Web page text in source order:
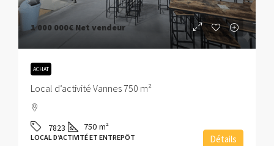
1 000 000€ Net vendeur
ACHAT
Local d’activité Vannes 750 m²
7823 750 m²
LOCAL D’ACTIVITÉ ET ENTREPÔT Détails